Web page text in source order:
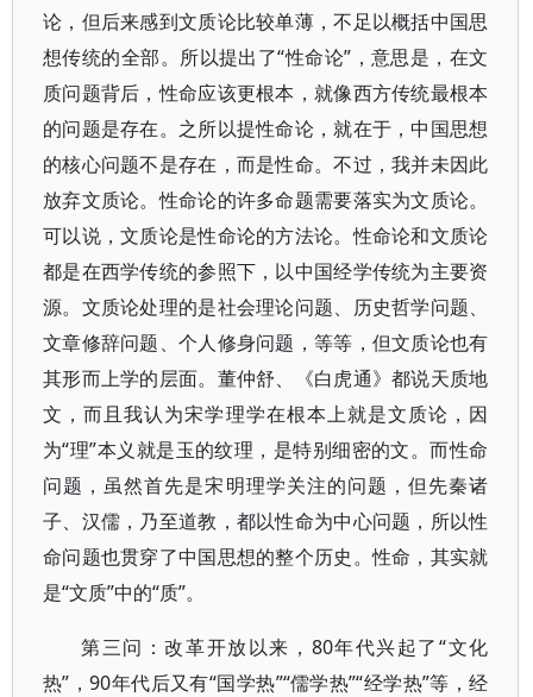
论，但后来感到文质论比较单薄，不足以概括中国思
想传统的全部。所以提出了“性命论”，意思是，在文
质问题背后，性命应该更根本，就像西方传统最根本
的问题是存在。之所以提性命论，就在于，中国思想
的核心问题不是存在，而是性命。不过，我并未因此
放弃文质论。性命论的许多命题需要落实为文质论。
可以说，文质论是性命论的方法论。性命论和文质论
都是在西学传统的参照下，以中国经学传统为主要资
源。文质论处理的是社会理论问题、历史哲学问题、
文章修辞问题、个人修身问题，等等，但文质论也有
其形而上学的层面。董仲舒、《白虎通》都说天质地
文，而且我认为宋学理学在根本上就是文质论，因
为“理”本义就是玉的纹理，是特别细密的文。而性命
问题，虽然首先是宋明理学关注的问题，但先秦诸
子、汉儒，乃至道教，都以性命为中心问题，所以性
命问题也贯穿了中国思想的整个历史。性命，其实就
是“文质”中的“质”。
第三问：改革开放以来，80年代兴起了“文化
热”，90年代后又有“国学热”“儒学热”“经学热”等，经